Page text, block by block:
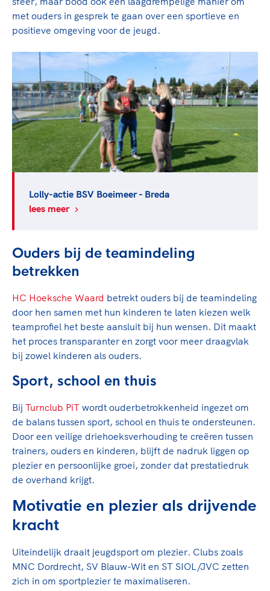
met ouders in gesprek te gaan over een sportieve en
positieve omgeving voor de jeugd.
Lolly-actie BSV Boeimeer - Breda
lees meer
Ouders bij de teamindeling
betrekken
HC Hoeksche Waard betrekt ouders bij de teamindeling
door hen samen met hun kinderen te laten kiezen welk
teamprofiel het beste aansluit bij hun wensen. Dit maakt
het proces transparanter en zorgt voor meer draagvlak
bij zowel kinderen als ouders.
Sport, school en thuis
Bij Turnclub PiT wordt ouderbetrokkenheid ingezet om
de balans tussen sport, school en thuis te ondersteunen.
Door een veilige driehoeksverhouding te creëren tussen
trainers, ouders en kinderen, blijft de nadruk liggen op
plezier en persoonlijke groei, zonder dat prestatiedruk
de overhand krijgt.
Motivatie en plezier als drijvende
kracht
Uiteindelijk draait jeugdsport om plezier. Clubs zoals
MNC Dordrecht, SV Blauw-Wit en ST SIOL/JVC zetten
zich in om sportplezier te maximaliseren.